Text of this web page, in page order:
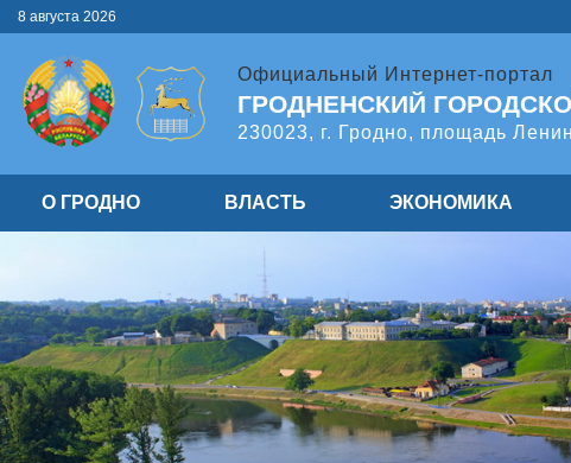
8 августа 2026
Официальный Интернет-портал
ГРОДНЕНСКИЙ
230023, г. Гродно, площадь
О ГРОДНО ВЛАСТЬ ЭКОНОМИКА